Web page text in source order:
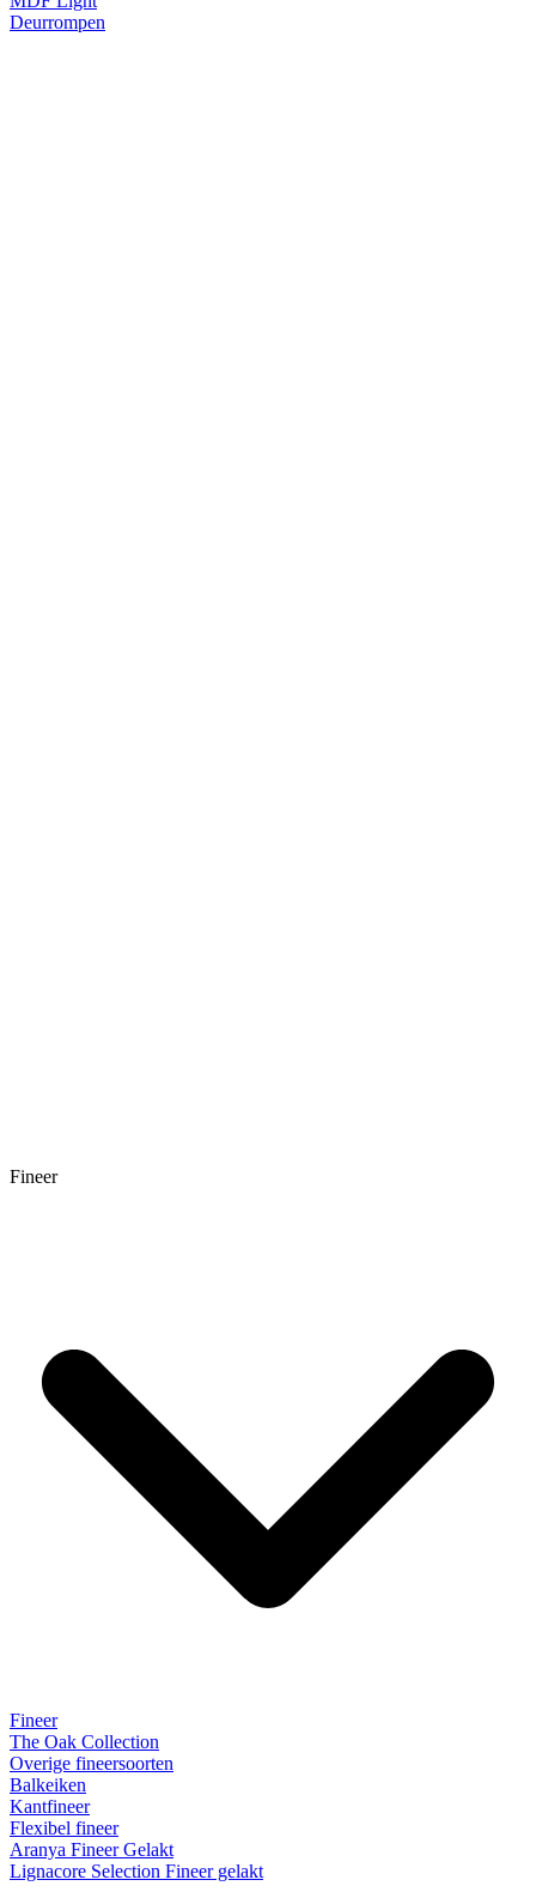
Deurrompen
Fineer
Fineer
The Oak Collection
Overige fineersoorten
Balkeiken
Kantfineer
Flexibel fineer
Aranya Fineer Gelakt
Lignacore Selection Fineer gelakt